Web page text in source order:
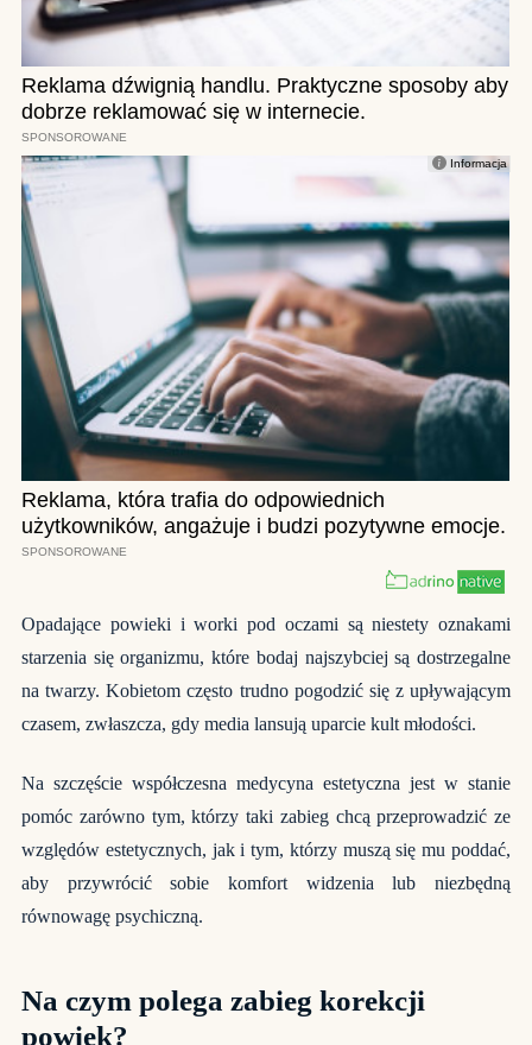
Opadające powieki i worki pod oczami są niestety oznakami
starzenia się organizmu, które bodaj najszybciej są dostrzegalne
na twarzy. Kobietom często trudno pogodzić się z upływającym
czasem, zwłaszcza, gdy media lansują uparcie kult młodości.
Na szczęście współczesna medycyna estetyczna jest w stanie
pomóc zarówno tym, którzy taki zabieg chcą przeprowadzić ze
względów estetycznych, jak i tym, którzy muszą się mu poddać,
aby przywrócić sobie komfort widzenia lub niezbędną
równowagę psychiczną.
Na czym polega zabieg korekcji
powiek?